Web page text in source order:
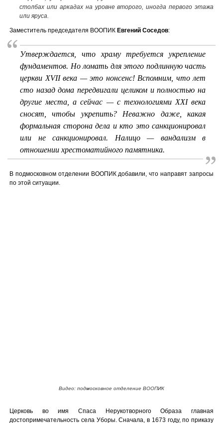
столбах или аркадах на уровне второго, иногда первого этажа
или яруса.
Заместитель председателя ВООПИК Евгений Соседов:
Утверждается, что храму требуется укрепление
фундаментов. Но ломать для этого подлинную часть
церкви XVII века — это нонсенс! Вспомним, что лет
сто назад дома передвигали целиком и полностью на
другие места, а сейчас — с технологиями XXI века
сносят, чтобы укрепить? Неважно даже, какая
формальная сторона дела и кто это санкционировал
или не санкционировал. Налицо — вандализм в
отношении хрестоматийного памятника.
В подмосковном отделении ВООПИК добавили, что направят запросы
по этой ситуации.
Видео: подмосковное отделение ВООПИК
Церковь во имя Спаса Нерукотворного Образа главная
достопримечательность села Уборы. Сначала, в 1673 году, по приказу